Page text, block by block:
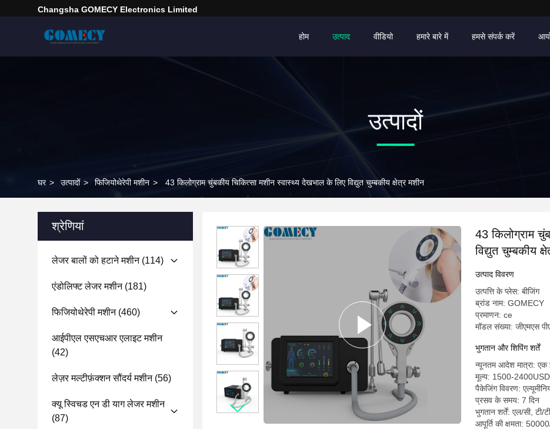
Changsha GOMECY Electronics Limited
होम उत्पाद वीडियो हमारे बारे में हमसे संपर्क करें
उत्पादों
घर > उत्पादों > फिजियोथेरेपी मशीन > 43 किलोग्राम चुंबकीय चिकित्सा मशीन स्वास्थ्य देखभाल के लिए विद्युत चुम्बकीय क्षेत्र मशीन
श्रेणियां
लेजर बालों को हटाने मशीन(114)
एंडोलिफ्ट लेजर मशीन(181)
फिजियोथेरेपी मशीन(460)
आईपीएल एसएचआर एलाइट मशीन
(42)
लेज़र मल्टीफ़ंक्शन सौंदर्य मशीन(56)
क्यू स्विचड एन डी याग लेजर मशीन
(87)
43 किलोग्राम
विद्युत चुम्बकीय
उत्पाद विवरण
उत्पत्ति के प्लेस: बीजिंग
ब्रांड नाम: GOMECY
प्रमाणन: ce
मॉडल संख्या: जीएमएस
भुगतान और शिपिंग शर्तें
न्यूनतम आदेश मात्रा: एक
मूल्य: 1500-2400USD
पैकेजिंग विवरण:
प्रसव के समय: 7 दिन
भुगतान शर्तें: एल/सी, टी/टी
आपूर्ति की क्षमता: